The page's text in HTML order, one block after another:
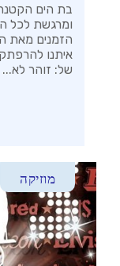
בת הים
ומרגשת לכל
הזמנים מאת
איתנו
של: זוהר לא...
מוזיקה